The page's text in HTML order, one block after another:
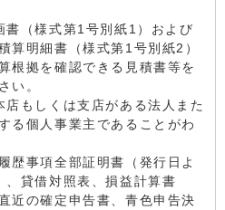
書（様式第1号別紙1）および
算明細書（様式第1号別紙2）
拠を確認できる見積書等を
い。
店もしくは支店がある法人また
る個人事業主であることがわ
項全部証明書（発行日よ
、貸借対照表、損益計算書
確定申告書、青色申告決